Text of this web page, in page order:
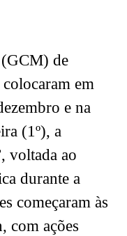
de
em
e na
(1º), a
voltada ao
durante a
começaram às
com ações